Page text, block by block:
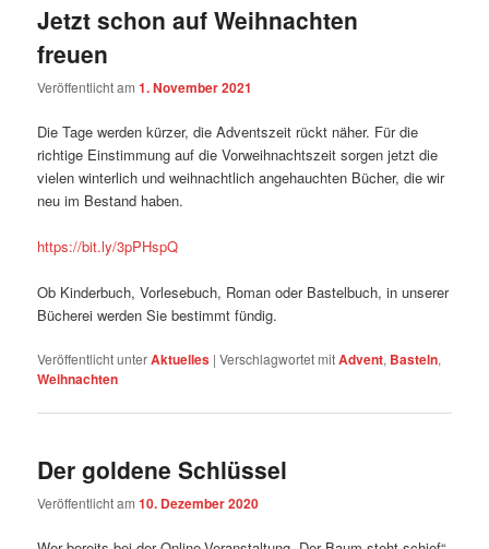
Jetzt schon auf Weihnachten
freuen
Veröffentlicht am1. November 2021
Die Tage werden kürzer, die Adventszeit rückt näher. Für die
richtige Einstimmung auf die Vorweihnachtszeit sorgen jetzt die
vielen winterlich und weihnachtlich angehauchten Bücher, die wir
neu im Bestand haben.
https://bit.ly/3pPHspQ
Ob Kinderbuch, Vorlesebuch, Roman oder Bastelbuch, in unserer
Bücherei werden Sie bestimmt fündig.
Veröffentlicht unterAktuelles |Verschlagwortet mitAdvent, Basteln,
Weihnachten
Der goldene Schlüssel
Veröffentlicht am10. Dezember 2020